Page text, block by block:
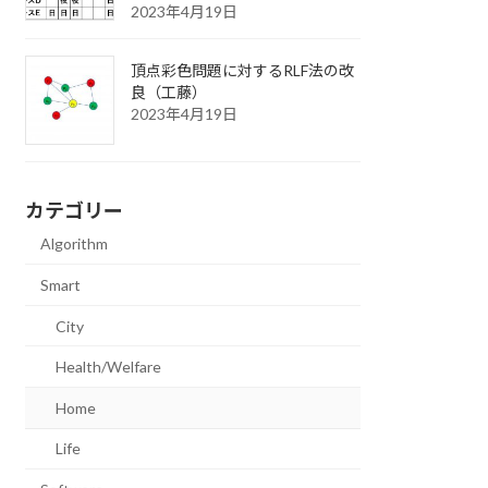
2023年4月19日
頂点彩色問題に対するRLF法の改
良（工藤）
2023年4月19日
カテゴリー
Algorithm
Smart
City
Health/Welfare
Home
Life